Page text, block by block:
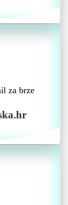
za brze